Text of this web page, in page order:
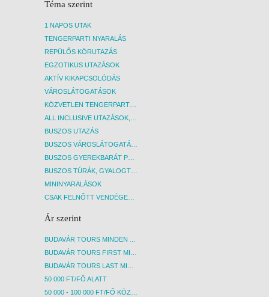
Téma szerint
1 NAPOS UTAK
TENGERPARTI NYARALÁS
REPÜLŐS KÖRUTAZÁS
EGZOTIKUS UTAZÁSOK
AKTÍV KIKAPCSOLÓDÁS
VÁROSLÁTOGATÁSOK
KÖZVETLEN TENGERPARTI SZÁLLÁSOK
ALL INCLUSIVE UTAZÁSOK, NYARALÁSOK
BUSZOS UTAZÁS
BUSZOS VÁROSLÁTOGATÁSOK
BUSZOS GYEREKBARÁT PROGRAMOK
BUSZOS TÚRÁK, GYALOGTÚRÁK
MININYARALÁSOK
CSAK FELNŐTT VENDÉGEKET FOGADÓ SZÁLLÁSOK
Ár szerint
BUDAVÁR TOURS MINDEN AKCIÓS ÚT
BUDAVÁR TOURS FIRST MINUTE AKCIÓS UTAK
BUDAVÁR TOURS LAST MINUTE AKCIÓS UTAK
50 000 FT/FŐ ALATT
50 000 - 100 000 FT/FŐ KÖZÖTT